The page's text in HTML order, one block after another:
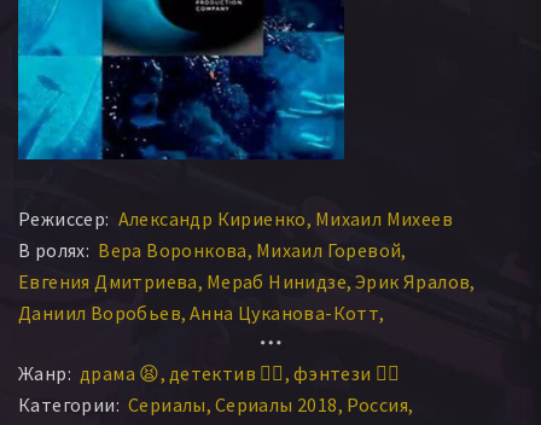
Режиссер: Александр Кириенко Михаил Михеев
В ролях: Вера Воронкова Михаил Горевой
Евгения Дмитриева Мераб Нинидзе Эрик Яралов
Даниил Воробьев Анна Цуканова-Котт
Михаил Дорожкин
Марта Тимофеева Константин Воробьёв
Микаэль Джанибекян Пётр Фёдоров Дарья Мороз
Жанр: драма 😫 детектив 🕵️‍♂️ фэнтези 🧝‍♂️
Категории: Сериалы Сериалы 2018 Россия